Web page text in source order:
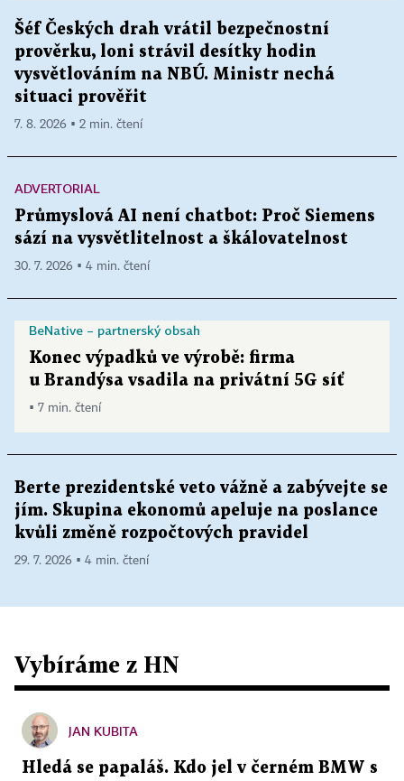
Šéf Českých drah vrátil bezpečnostní
prověrku, loni strávil desítky hodin
vysvětlováním na NBÚ. Ministr nechá
situaci prověřit
7. 8. 2026 ▪ 2 min. čtení
ADVERTORIAL
Průmyslová AI není chatbot: Proč Siemens
sází na vysvětlitelnost a škálovatelnost
30. 7. 2026 ▪ 4 min. čtení
BeNative – partnerský obsah
Konec výpadků ve výrobě: firma
u Brandýsa vsadila na privátní 5G síť
▪ 7 min. čtení
Berte prezidentské veto vážně a zabývejte se
jím. Skupina ekonomů apeluje na poslance
kvůli změně rozpočtových pravidel
29. 7. 2026 ▪ 4 min. čtení
Vybíráme z HN
JAN KUBITA
Hledá se papaláš. Kdo jel v černém BMW s